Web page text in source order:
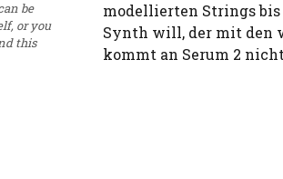
be
or you
this
modellierten Strings
Synth will, der mit den
kommt an Serum 2